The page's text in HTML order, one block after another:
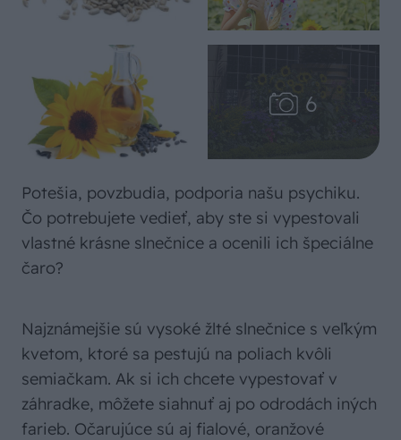
Potešia, povzbudia, podporia našu psychiku.
Čo potrebujete vedieť, aby ste si vypestovali
vlastné krásne slnečnice a ocenili ich špeciálne
čaro?
Najznámejšie sú vysoké žlté slnečnice s veľkým
kvetom, ktoré sa pestujú na poliach kvôli
semiačkam. Ak si ich chcete vypestovať v
záhradke, môžete siahnuť aj po odrodách iných
farieb. Očarujúce sú aj fialové, oranžové